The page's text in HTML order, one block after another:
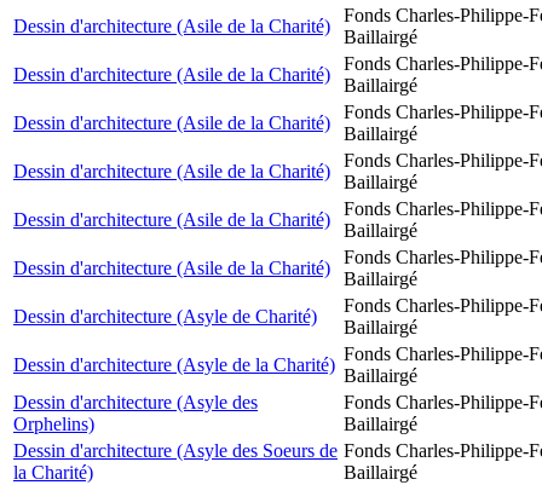
Dessin d'architecture (Asile de la Charité)
Fonds Charles-Philippe-
Baillairgé
Dessin d'architecture (Asile de la Charité)
Fonds Charles-Philippe-
Baillairgé
Dessin d'architecture (Asile de la Charité)
Fonds Charles-Philippe-
Baillairgé
Dessin d'architecture (Asile de la Charité)
Fonds Charles-Philippe-
Baillairgé
Dessin d'architecture (Asile de la Charité)
Fonds Charles-Philippe-
Baillairgé
Dessin d'architecture (Asile de la Charité)
Fonds Charles-Philippe-
Baillairgé
Dessin d'architecture (Asyle de Charité)
Fonds Charles-Philippe-
Baillairgé
Dessin d'architecture (Asyle de la Charité)
Fonds Charles-Philippe-
Baillairgé
Dessin d'architecture (Asyle des
Orphelins)
Fonds Charles-Philippe-
Baillairgé
Dessin d'architecture (Asyle des Soeurs de
la Charité)
Fonds Charles-Philippe-
Baillairgé